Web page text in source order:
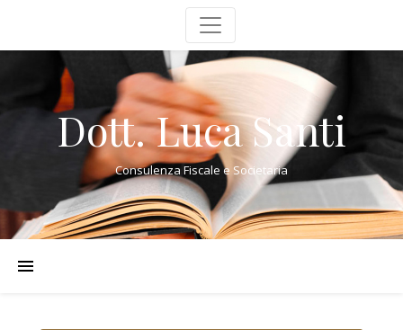
Dott. Luca Santi
Consulenza Fiscale e Societaria